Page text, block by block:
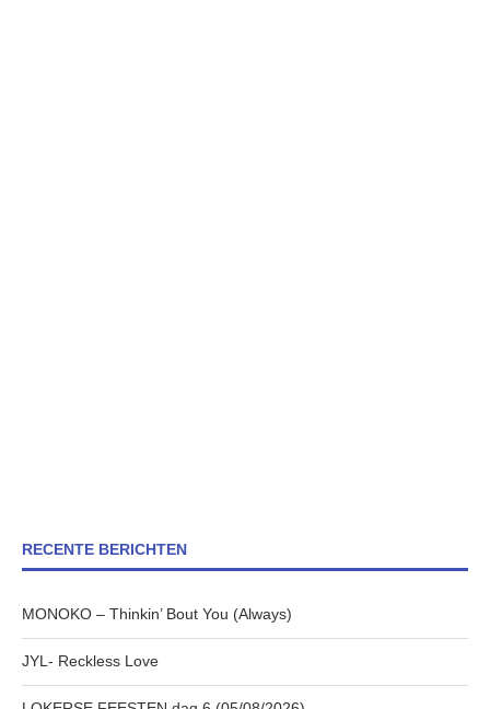
RECENTE BERICHTEN
MONOKO – Thinkin’ Bout You (Always)
JYL- Reckless Love